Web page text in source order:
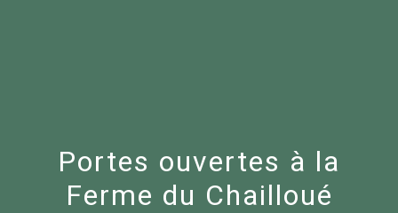
Portes ouvertes à la
Ferme du Chailloué